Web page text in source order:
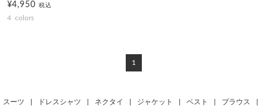
¥4,950税込
4 colors
1
スーツ ドレスシャツ ネクタイ ジャケット ベスト ブラウス